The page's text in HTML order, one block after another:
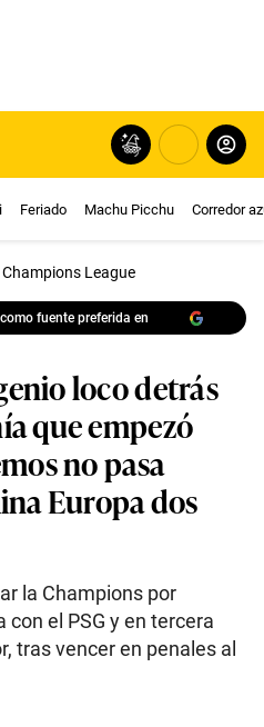
Feriado Machu Picchu Corredor
Champions League
fuente preferida en
loco detrás
que empezó
no pasa
Europa dos
la Champions por
el PSG y en tercera
tras vencer en penales al